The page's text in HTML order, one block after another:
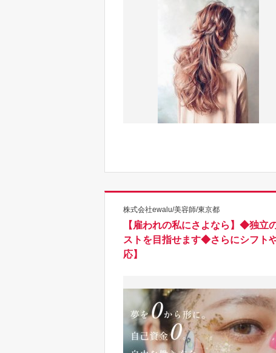
株式会社ewalu/美容師/東京都
【雇われの私にさよなら】◆独
ストを目指せます◆さらにシフト
応】